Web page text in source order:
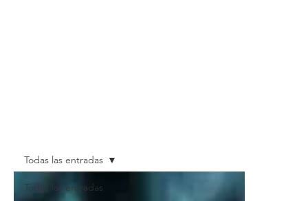
Todas las entradas
Todas las entradas